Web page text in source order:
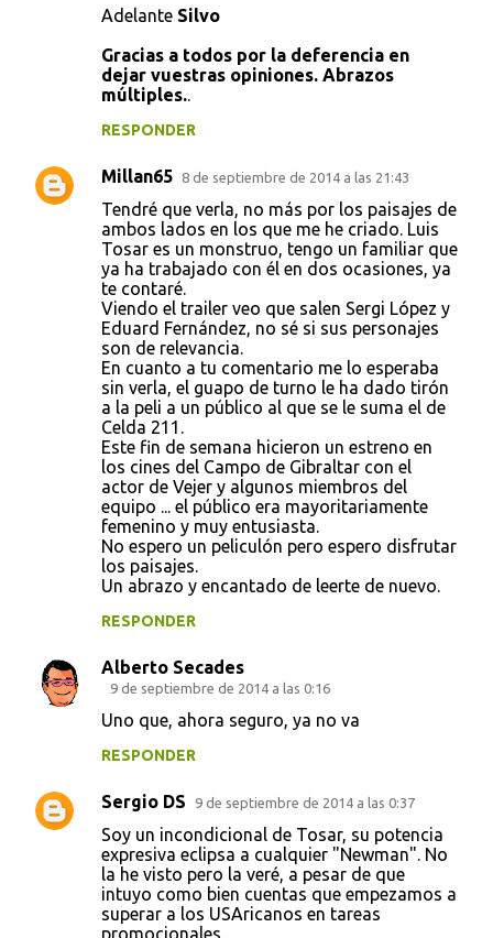
Adelante Silvo
Gracias a todos por la deferencia en
dejar vuestras opiniones. Abrazos
múltiples..
RESPONDER
Millan65 8 de septiembre de 2014 a las 21:43
Tendré que verla, no más por los paisajes de
ambos lados en los que me he criado. Luis
Tosar es un monstruo, tengo un familiar que
ya ha trabajado con él en dos ocasiones, ya
te contaré.
Viendo el trailer veo que salen Sergi López y
Eduard Fernández, no sé si sus personajes
son de relevancia.
En cuanto a tu comentario me lo esperaba
sin verla, el guapo de turno le ha dado tirón
a la peli a un público al que se le suma el de
Celda 211.
Este fin de semana hicieron un estreno en
los cines del Campo de Gibraltar con el
actor de Vejer y algunos miembros del
equipo ... el público era mayoritariamente
femenino y muy entusiasta.
No espero un peliculón pero espero disfrutar
los paisajes.
Un abrazo y encantado de leerte de nuevo.
RESPONDER
Alberto Secades
9 de septiembre de 2014 a las 0:16
Uno que, ahora seguro, ya no va
RESPONDER
Sergio DS 9 de septiembre de 2014 a las 0:37
Soy un incondicional de Tosar, su potencia
expresiva eclipsa a cualquier "Newman". No
la he visto pero la veré, a pesar de que
intuyo como bien cuentas que empezamos a
superar a los USAricanos en tareas
promocionales.